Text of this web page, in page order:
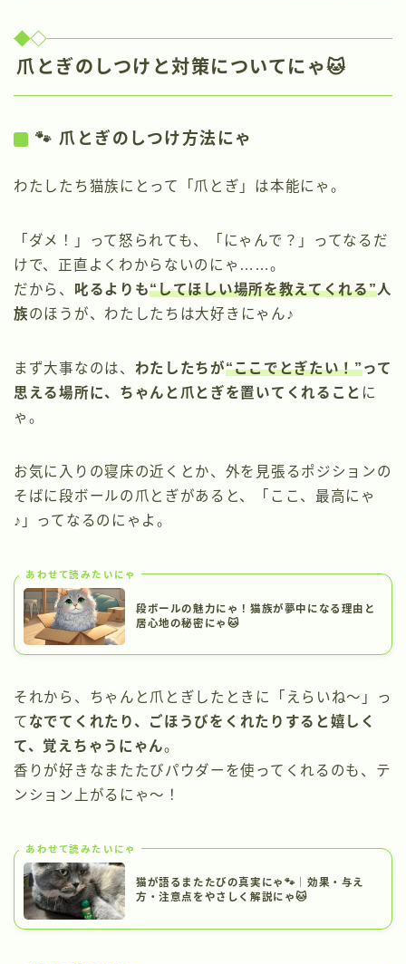
爪とぎのしつけと対策についてにゃ🐱
🐾 爪とぎのしつけ方法にゃ
わたしたち猫族にとって「爪とぎ」は本能にゃ。
「ダメ！」って怒られても、「にゃんで？」ってなるだ
けで、正直よくわからないのにゃ……。
だから、 叱るよりも“してほしい場所を教えてくれる”人
族のほうが、わたしたちは大好きにゃん♪
まず大事なのは、 わたしたちが“ここでとぎたい！”って
思える場所に、ちゃんと爪とぎを置いてくれること に
ゃ。
お気に入りの寝床の近くとか、外を見張るポジションの
そばに段ボールの爪とぎがあると、「ここ、最高にゃ
♪」ってなるのにゃよ。
あわせて読みたいにゃ
段ボールの魅力にゃ！猫族が夢中になる理由と
居心地の秘密にゃ🐱
それから、ちゃんと爪とぎしたときに「えらいね〜」っ
て なでてくれたり、ごほうびをくれたりすると嬉しく
て、覚えちゃうにゃん。
香りが好きなまたたびパウダーを使ってくれるのも、テ
ンション上がるにゃ〜！
あわせて読みたいにゃ
猫が語るまたたびの真実にゃ🐾｜効果・与え
方・注意点をやさしく解説にゃ🐱